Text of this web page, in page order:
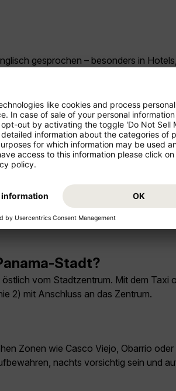
gesprochen – besonders in
und Panama-
zu Deutschland beträgt im
haben?
Skyline im Viertel Obarrio,
Park und Bootsausflüge in den
Stadt?
vom Stadtzentrum. Mit dem
2) mit Anschluss an das Zentrum.
Zonen wie Casco Viejo, Obarrio
nachts vorsichtig sein und